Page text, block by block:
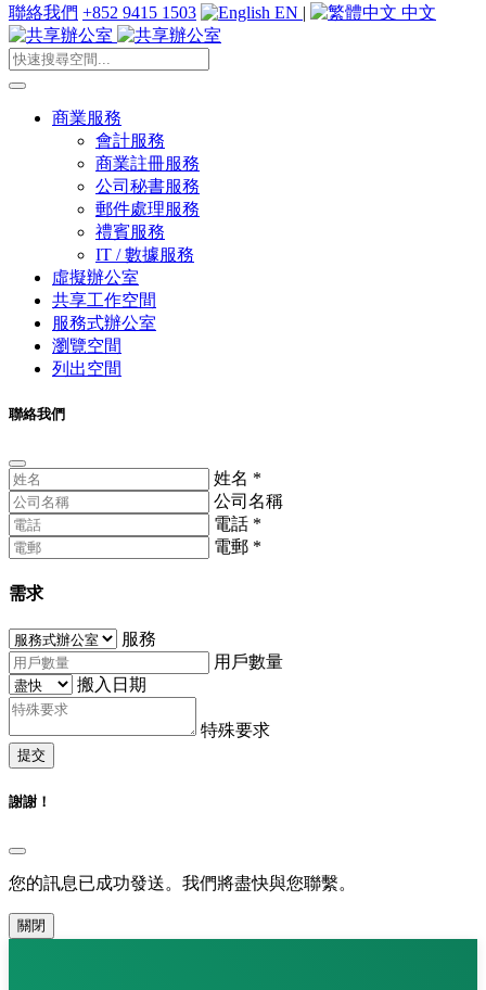
聯絡我們 +852 9415 1503 EN | 中文
商業服務
會計服務
商業註冊服務
公司秘書服務
郵件處理服務
禮賓服務
IT / 數據服務
虛擬辦公室
共享工作空間
服務式辦公室
瀏覽空間
列出空間
聯絡我們
姓名 *
公司名稱
電話 *
電郵 *
需求
服務
用戶數量
搬入日期
特殊要求
提交
謝謝！
您的訊息已成功發送。我們將盡快與您聯繫。
關閉